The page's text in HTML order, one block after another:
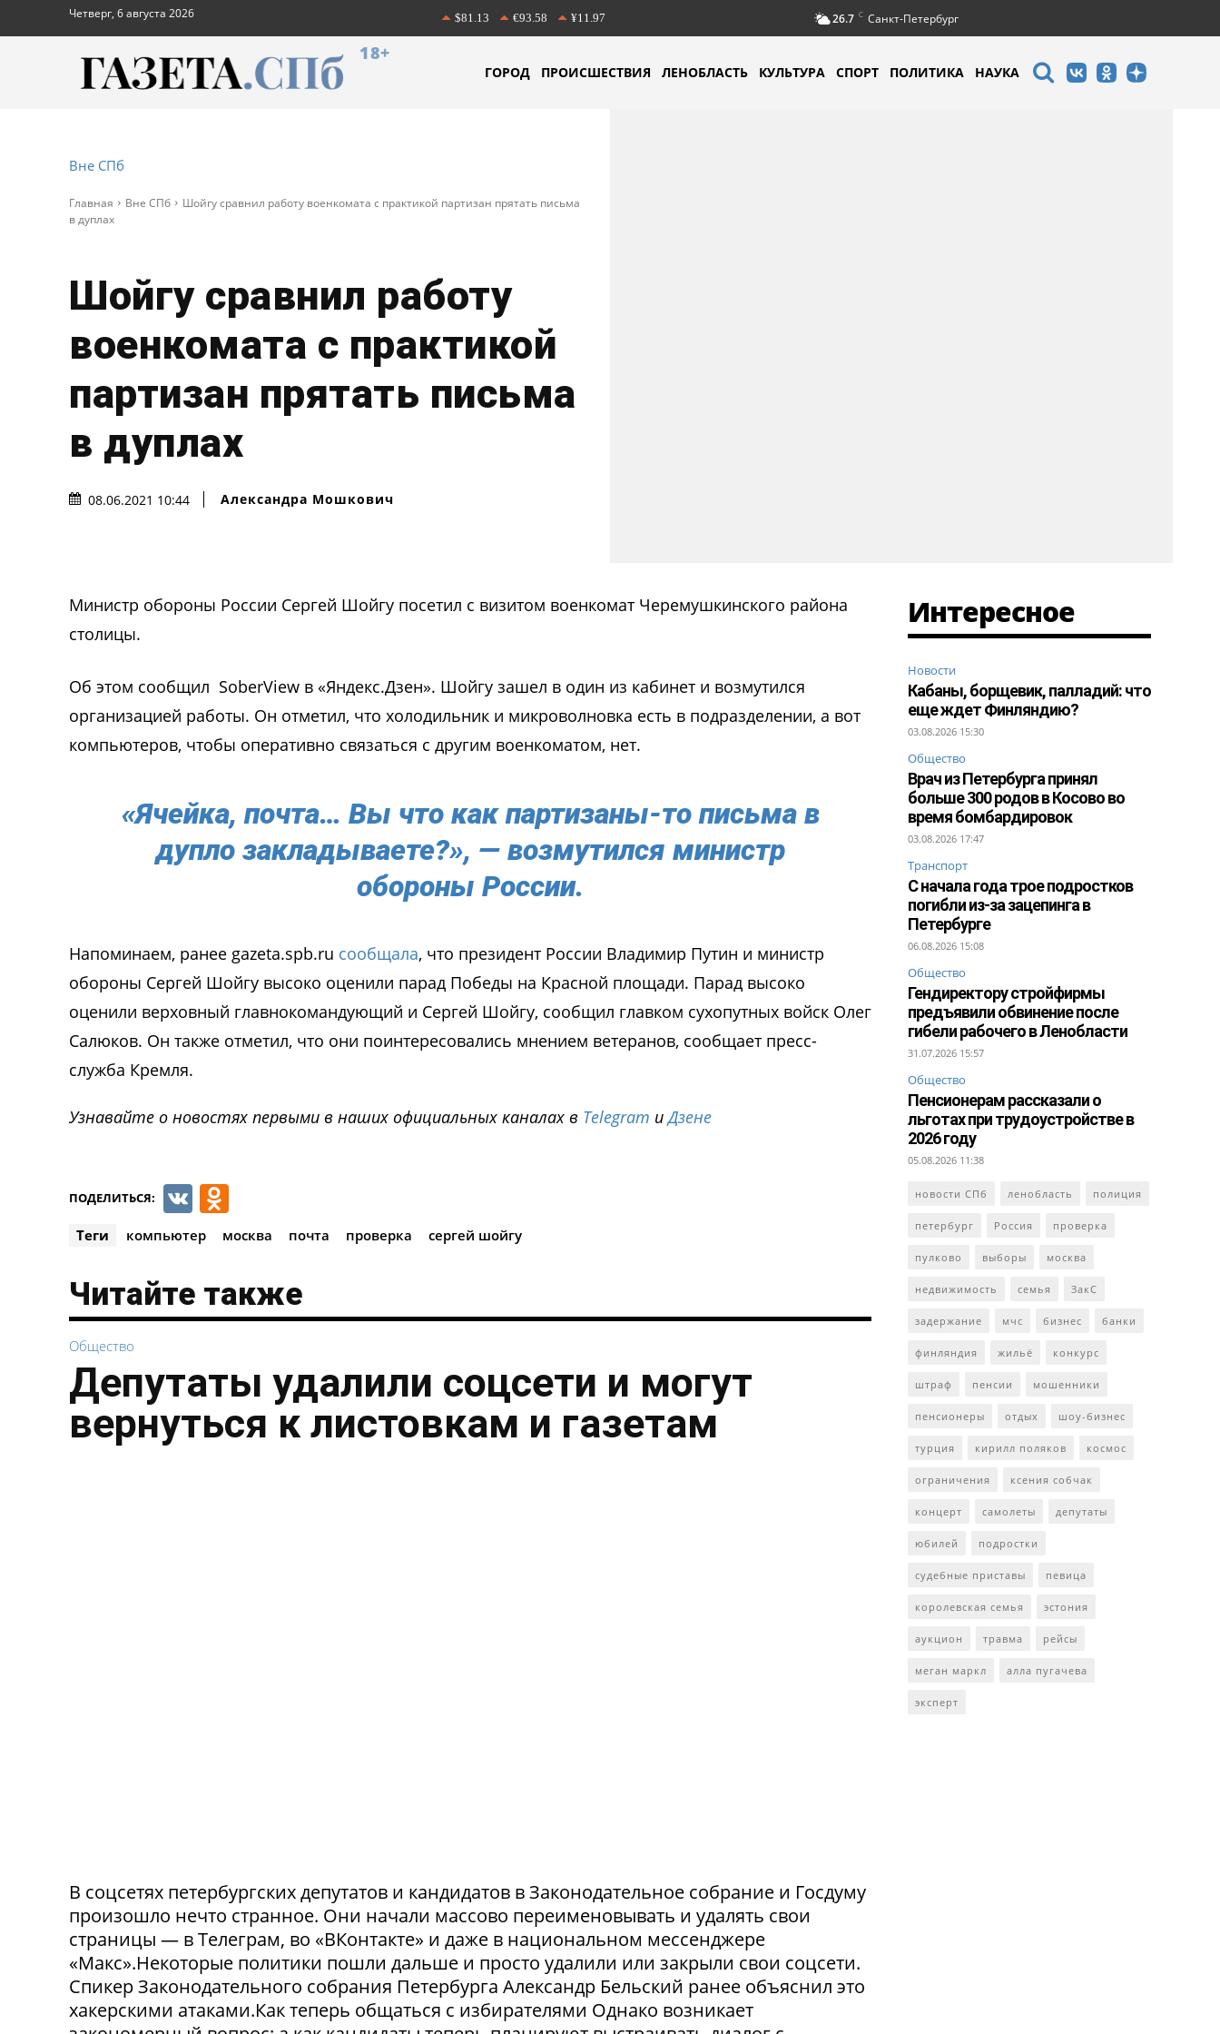
Четверг, 6 августа 2026 $81.13 €93.58 ¥11.97 26.7 C Санкт-Петербург
18+
ГОРОД ПРОИСШЕСТВИЯ ЛЕНОБЛАСТЬ КУЛЬТУРА СПОРТ ПОЛИТИКА НАУКА
Вне СПб
Главная Вне СПб
Шойгу сравнил работу военкомата с практикой партизан прятать письма
в дуплах
Шойгу сравнил работу
военкомата с практикой
партизан прятать письма
в дуплах
08.06.2021 10:44 Александра Мошкович
Министр обороны России Сергей Шойгу посетил с визитом военкомат Черемушкинского района
столицы.
Об этом сообщил SoberView в «Яндекс.Дзен». Шойгу зашел в один из кабинет и возмутился
организацией работы. Он отметил, что холодильник и микроволновка есть в подразделении, а вот
компьютеров, чтобы оперативно связаться с другим военкоматом, нет.
«Ячейка, почта… Вы что как партизаны-то письма в
дупло закладываете?», — возмутился министр
обороны России.
Напоминаем, ранее gazeta.spb.ru сообщала, что президент России Владимир Путин и министр
обороны Сергей Шойгу высоко оценили парад Победы на Красной площади. Парад высоко
оценили верховный главнокомандующий и Сергей Шойгу, сообщил главком сухопутных войск Олег
Салюков. Он также отметил, что они поинтересовались мнением ветеранов, сообщает пресс-
служба Кремля.
Узнавайте о новостях первыми в наших официальных каналах в Telegram иДзене
ПОДЕЛИТЬСЯ: VK
Теги компьютер москва почта проверка сергей шойгу
Читайте также
Общество
Депутаты удалили соцсети и могут
вернуться к листовкам и газетам
В соцсетях петербургских депутатов и кандидатов в Законодательное собрание и Госдуму
произошло нечто странное. Они начали массово переименовывать и удалять свои
страницы — в Телеграм, во «ВКонтакте» и даже в национальном мессенджере
«Макс».Некоторые политики пошли дальше и просто удалили или закрыли свои соцсети.
Спикер Законодательного собрания Петербурга Александр Бельский ранее объяснил это
хакерскими атаками.Как теперь общаться с избирателями Однако возникает
Интересное
Новости
Кабаны, борщевик, палладий: что
еще ждет Финляндию?
03.08.2026 15:30
Общество
Врач из Петербурга принял
больше 300 родов в Косово во
время бомбардировок
03.08.2026 17:47
Транспорт
С начала года трое подростков
погибли из-за зацепинга в
Петербурге
06.08.2026 15:08
Общество
Гендиректору стройфирмы
предъявили обвинение после
гибели рабочего в Ленобласти
31.07.2026 15:57
Общество
Пенсионерам рассказали о
льготах при трудоустройстве в
2026 году
05.08.2026 11:38
новости СПб ленобласть полиция
петербург Россия проверка
пулково выборы москва
недвижимость семья ЗакС
задержание мчс бизнес банки
финляндия жильё конкурс
штраф пенсии мошенники
пенсионеры отдых шоу-бизнес
турция кирилл поляков космос
ограничения ксения собчак
концерт самолеты депутаты
юбилей подростки
судебные приставы певица
королевская семья эстония
аукцион травма рейсы
меган маркл алла пугачева
эксперт